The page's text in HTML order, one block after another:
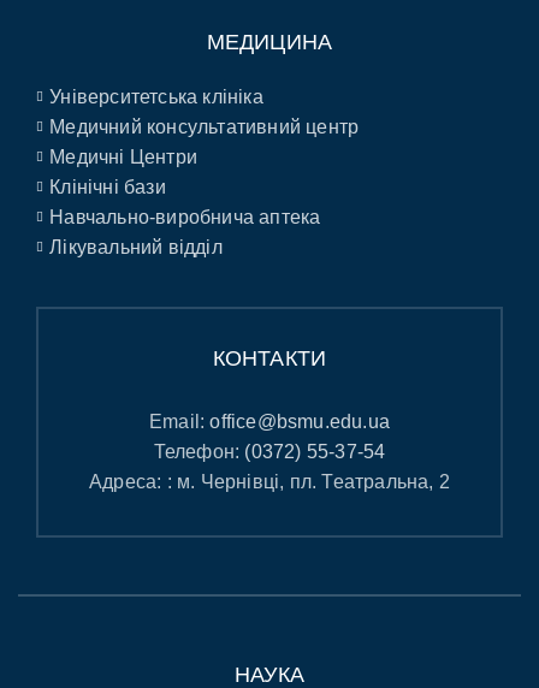
МЕДИЦИНА
Університетська клініка
Медичний консультативний центр
Медичні Центри
Клінічні бази
Навчально-виробнича аптека
Лікувальний відділ
КОНТАКТИ
Email:office@bsmu.edu.ua
Телефон: (0372) 55-37-54
Адреса: : м. Чернівці, пл. Театральна, 2
НАУКА